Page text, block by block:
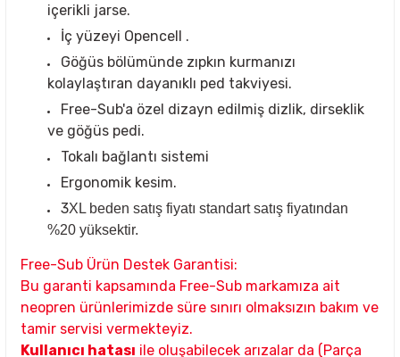
içerikli jarse.
İç yüzeyi Opencell .
Göğüs bölümünde zıpkın kurmanızı
kolaylaştıran dayanıklı ped takviyesi.
Free-Sub'a özel dizayn edilmiş dizlik, dirseklik
ve göğüs pedi.
Tokalı bağlantı sistemi
Ergonomik kesim.
3XL beden satış fiyatı standart satış fiyatından
%20 yüksektir.
Free-Sub Ürün Destek Garantisi:
Bu garanti kapsamında Free-Sub markamıza ait
neopren ürünlerimizde süre sınırı olmaksızın bakım ve
tamir servisi vermekteyiz.
Kullanıcı hatası ile oluşabilecek arızalar da (Parça